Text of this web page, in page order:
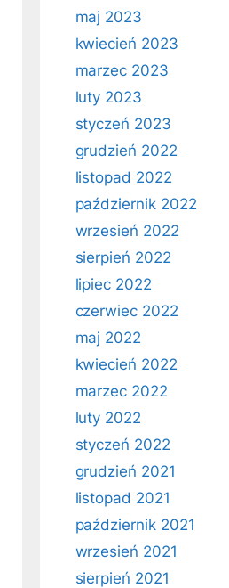
maj 2023
kwiecień 2023
marzec 2023
luty 2023
styczeń 2023
grudzień 2022
listopad 2022
październik 2022
wrzesień 2022
sierpień 2022
lipiec 2022
czerwiec 2022
maj 2022
kwiecień 2022
marzec 2022
luty 2022
styczeń 2022
grudzień 2021
listopad 2021
październik 2021
wrzesień 2021
sierpień 2021